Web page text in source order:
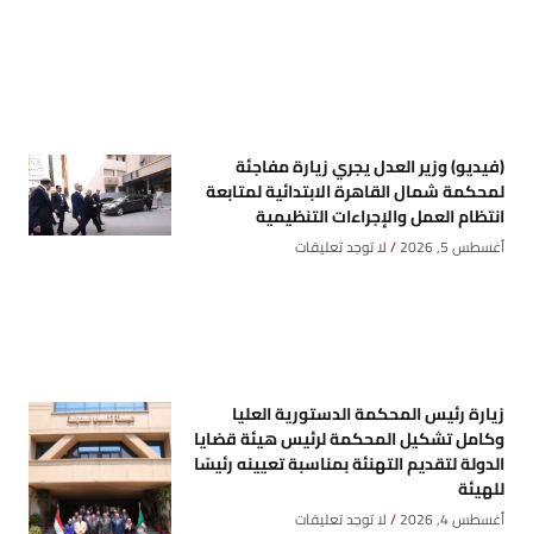
(فيديو) وزير العدل يجري زيارة مفاجئة
لمحكمة شمال القاهرة الابتدائية لمتابعة
انتظام العمل والإجراءات التنظيمية
أغسطس 5, 2026 لا توجد تعليقات
زيارة رئيس المحكمة الدستورية العليا
وكامل تشكيل المحكمة لرئيس هيئة قضايا
الدولة لتقديم التهنئة بمناسبة تعيينه رئيسًا
للهيئة
أغسطس 4, 2026 لا توجد تعليقات